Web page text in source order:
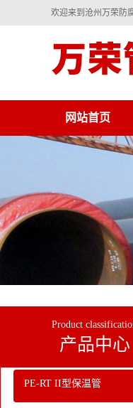
欢迎来到沧州万荣防
网站首页
Product
产品中心
PE-RT II型保温管